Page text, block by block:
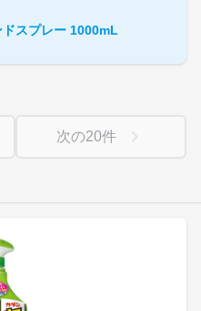
スプレー 1000mL
次の20件